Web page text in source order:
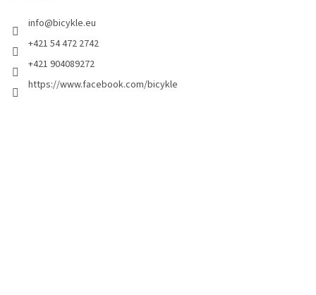
info@bicykle.eu
+421 54 472 2742
+421 904089272
https://www.facebook.com/bicykle